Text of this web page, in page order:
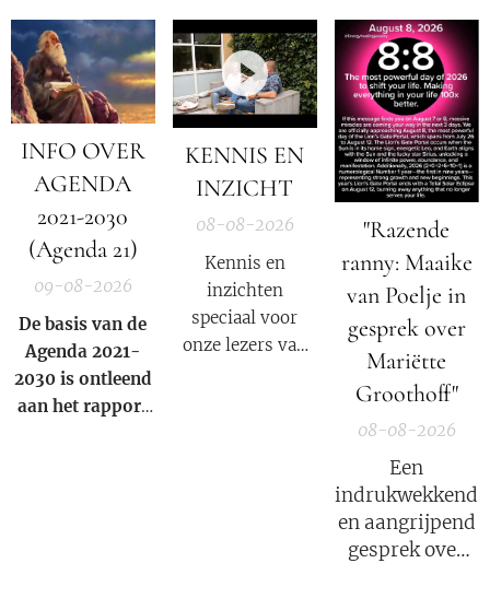
INFO OVER
AGENDA
2021-2030
(Agenda 21)
09-08-2026
De basis van de
Agenda 2021-
2030 is ontleend
aan het rapport
KENNIS EN
INZICHT
08-08-2026
Kennis en
inzichten
speciaal voor
onze lezers van
"Razende
ranny: Maaike
van Poelje in
gesprek over
Mariëtte
Groothoff"
08-08-2026
Een
indrukwekkend
en aangrijpend
gesprek over